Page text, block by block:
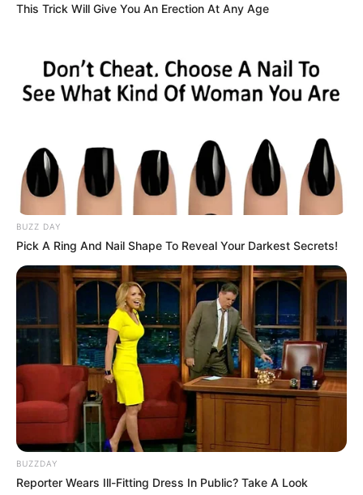
This Trick Will Give You An Erection At Any Age
BUZZ DAY
Pick A Ring And Nail Shape To Reveal Your Darkest Secrets!
BUZZDAY
Reporter Wears Ill-Fitting Dress In Public? Take A Look